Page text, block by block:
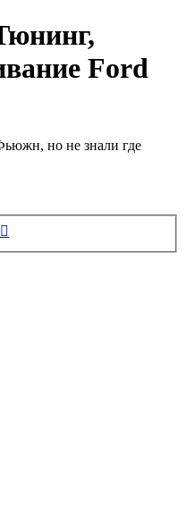
Ford
но не знали где